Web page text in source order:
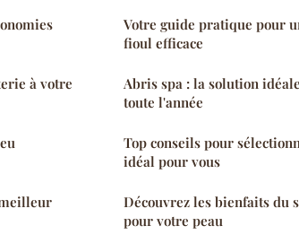
à votre
Votre guide pratique pour
fioul efficace
Abris spa : la solution
toute l'année
Top conseils pour
idéal pour vous
Découvrez les bienfaits du
pour votre peau